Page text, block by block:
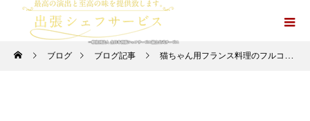
ブログ ブログ記事 猫ちゃん用フランス料理のフルコース＜前菜＞